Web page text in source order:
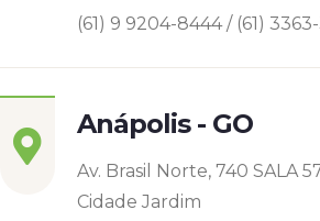
(61) 9 9204-8444 / (61)
Anápolis - GO
Av. Brasil Norte, 740 SALA
Cidade Jardim